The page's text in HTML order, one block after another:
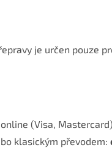
je určen pouze
(Visa,
klasickým převodem: